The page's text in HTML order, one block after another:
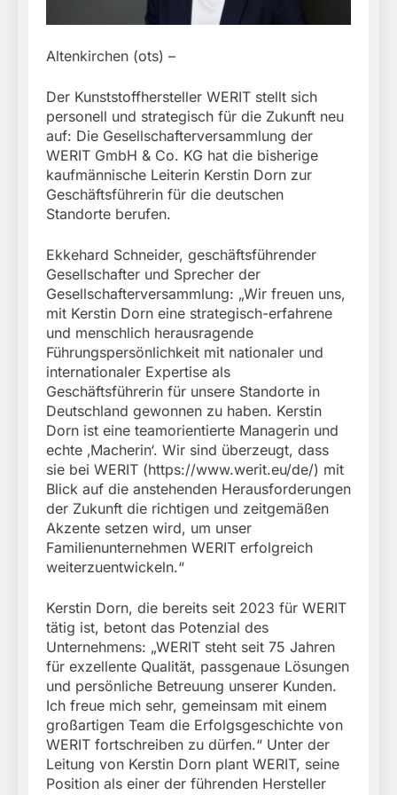
Beinahekollision an
/ Bundespolizei ermittelt
Bahnverkehr
5. August 2026
Altenkirchen (ots) –
Der Kunststoffhersteller WERIT stellt sich
personell und strategisch für die Zukunft neu
auf: Die Gesellschafterversammlung der
WERIT GmbH & Co. KG hat die bisherige
kaufmännische Leiterin Kerstin Dorn zur
Geschäftsführerin für die deutschen
Standorte berufen.
Ekkehard Schneider, geschäftsführender
Gesellschafter und Sprecher der
Gesellschafterversammlung: „Wir freuen uns,
mit Kerstin Dorn eine strategisch-erfahrene
und menschlich herausragende
Führungspersönlichkeit mit nationaler und
internationaler Expertise als
Geschäftsführerin für unsere Standorte in
Deutschland gewonnen zu haben. Kerstin
Dorn ist eine teamorientierte Managerin und
echte ‚Macherin‘. Wir sind überzeugt, dass
sie bei WERIT (https://www.werit.eu/de/) mit
Blick auf die anstehenden Herausforderungen
der Zukunft die richtigen und zeitgemäßen
Akzente setzen wird, um unser
Familienunternehmen WERIT erfolgreich
weiterzuentwickeln.“
Kerstin Dorn, die bereits seit 2023 für WERIT
tätig ist, betont das Potenzial des
Unternehmens: „WERIT steht seit 75 Jahren
für exzellente Qualität, passgenaue Lösungen
und persönliche Betreuung unserer Kunden.
Ich freue mich sehr, gemeinsam mit einem
großartigen Team die Erfolgsgeschichte von
WERIT fortschreiben zu dürfen.“ Unter der
Leitung von Kerstin Dorn plant WERIT, seine
Position als einer der führenden Hersteller